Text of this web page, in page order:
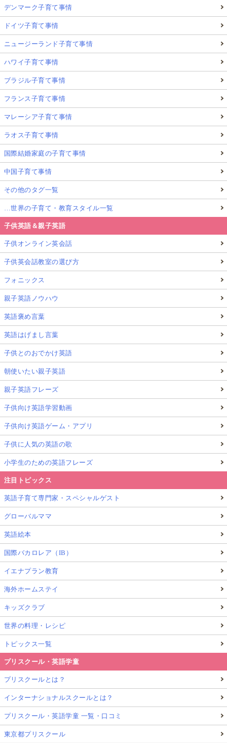
デンマーク子育て事情
ドイツ子育て事情
ニュージーランド子育て事情
ハワイ子育て事情
ブラジル子育て事情
フランス子育て事情
マレーシア子育て事情
ラオス子育て事情
国際結婚家庭の子育て事情
中国子育て事情
その他のタグ一覧
…世界の子育て・教育スタイル一覧
子供英語＆親子英語
子供オンライン英会話
子供英会話教室の選び方
フォニックス
親子英語ノウハウ
英語褒め言葉
英語はげまし言葉
子供とのおでかけ英語
朝使いたい親子英語
親子英語フレーズ
子供向け英語学習動画
子供向け英語ゲーム・アプリ
子供に人気の英語の歌
小学生のための英語フレーズ
注目トピックス
英語子育て専門家・スペシャルゲスト
グローバルママ
英語絵本
国際バカロレア（IB）
イエナプラン教育
海外ホームステイ
キッズクラブ
世界の料理・レシピ
トピックス一覧
プリスクール・英語学童
プリスクールとは？
インターナショナルスクールとは？
プリスクール・英語学童 一覧・口コミ
東京都プリスクール